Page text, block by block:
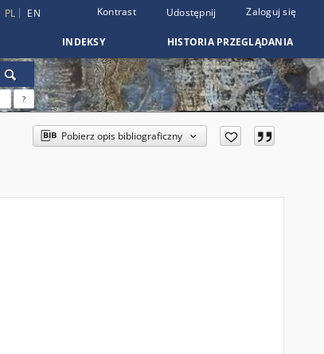
PL EN Kontrast Udostępnij Zaloguj się
INDEKSY HISTORIA PRZEGLĄDANIA
?
Pobierz opis bibliograficzny